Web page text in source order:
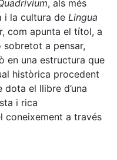
, als més
i la cultura de Lingua
com apunta el títol, a
a pensar,
en una estructura que
històrica procedent
el llibre d’una
i rica
coneixement a través